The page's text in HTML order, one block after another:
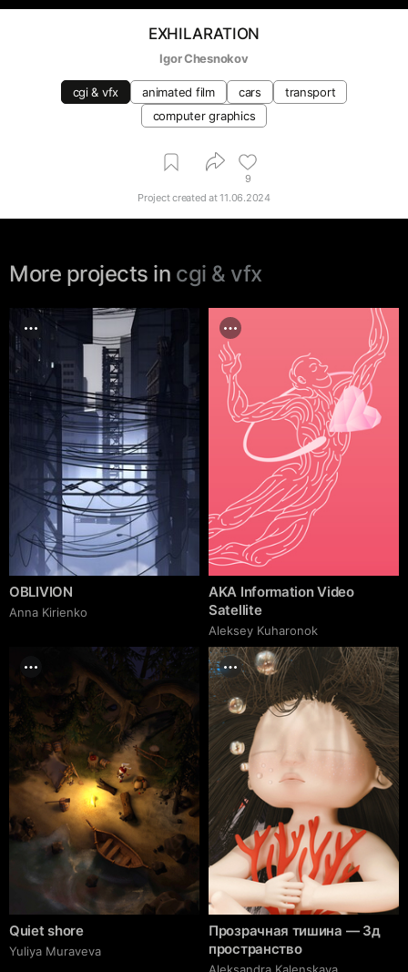
EXHILARATION
Igor Chesnokov
cgi & vfx animated film cars
transport
computer graphics
9
Project created at11.06.2024
More projects in cgi & vfx
OBLIVION
Anna Kirienko
AKA Information Video
Satellite
Aleksey Kuharonok
Quiet shore
Yuliya Muraveva
Прозрачная тишина — 3д
пространство